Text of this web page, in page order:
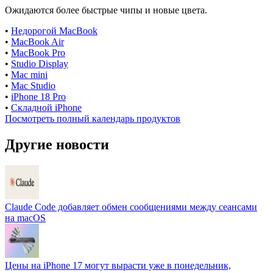
Ожидаются более быстрые чипы и новые цвета.
• Недорогой MacBook
• MacBook Air
• MacBook Pro
• Studio Display
• Mac mini
• Mac Studio
• iPhone 18 Pro
• Складной iPhone
Посмотреть полный календарь продуктов
Другие новости
Claude Code добавляет обмен сообщениями между сеансами
на macOS
Цены на iPhone 17 могут вырасти уже в понедельник,